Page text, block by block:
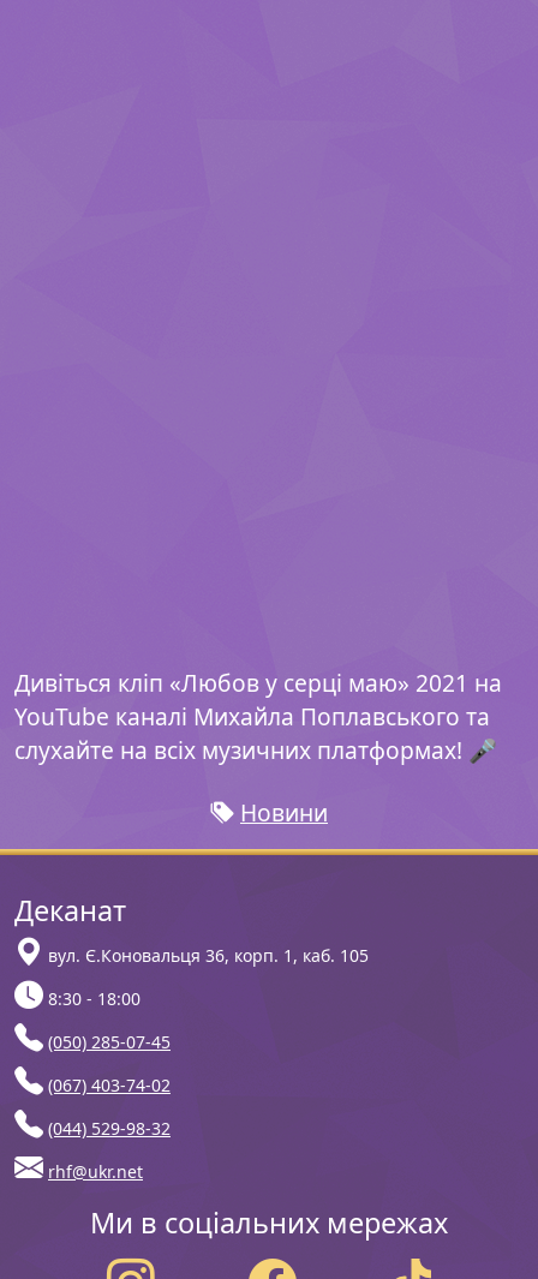
Дивіться кліп «Любов у серці маю» 2021 на
YouTube каналі Михайла Поплавського та
слухайте на всіх музичних платформах! 🎤
Новини
Деканат
вул. Є.Коновальця 36, корп. 1, каб. 105
8:30 - 18:00
(050) 285-07-45
(067) 403-74-02
(044) 529-98-32
rhf@ukr.net
Ми в соціальних мережах